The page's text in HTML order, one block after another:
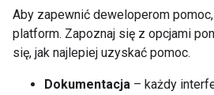
Aby zapewnić deweloperom
platform. Zapoznaj się z opcjami
się, jak najlepiej uzyskać pomoc.
Dokumentacja – każdy